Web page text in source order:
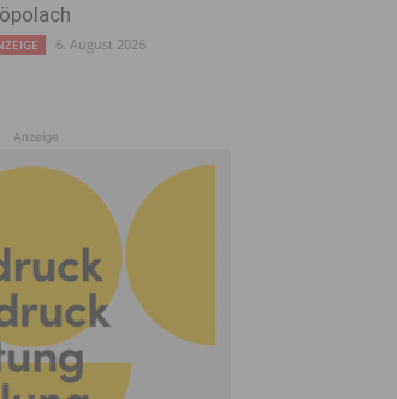
6. August 2026
Anzeige